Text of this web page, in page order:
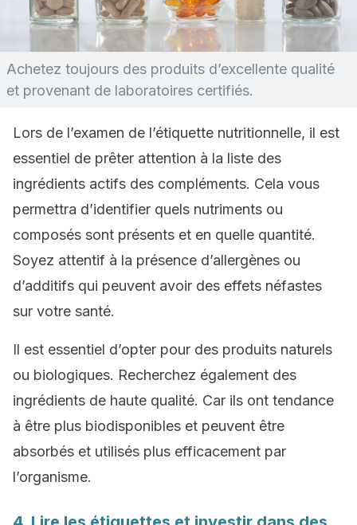
Achetez toujours des produits d’excellente qualité
et provenant de laboratoires certifiés.
Lors de l’examen de l’étiquette nutritionnelle, il est
essentiel de prêter attention à la liste des
ingrédients actifs des compléments. Cela vous
permettra d’identifier quels nutriments ou
composés sont présents et en quelle quantité.
Soyez attentif à la présence d’allergènes ou
d’additifs qui peuvent avoir des effets néfastes
sur votre santé.
Il est essentiel d’opter pour des produits naturels
ou biologiques. Recherchez également des
ingrédients de haute qualité. Car ils ont tendance
à être plus biodisponibles et peuvent être
absorbés et utilisés plus efficacement par
l’organisme.